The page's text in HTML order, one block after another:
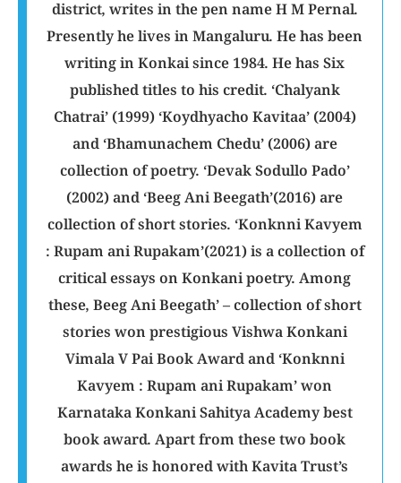
district, writes in the pen name H M Pernal.
Presently he lives in Mangaluru. He has been
writing in Konkai since 1984. He has Six
published titles to his credit. ‘Chalyank
Chatrai’ (1999) ‘Koydhyacho Kavitaa’ (2004)
and ‘Bhamunachem Chedu’ (2006) are
collection of poetry. ‘Devak Sodullo Pado’
(2002) and ‘Beeg Ani Beegath’(2016) are
collection of short stories. ‘Konknni Kavyem
: Rupam ani Rupakam’(2021) is a collection of
critical essays on Konkani poetry. Among
these, Beeg Ani Beegath’ – collection of short
stories won prestigious Vishwa Konkani
Vimala V Pai Book Award and ‘Konknni
Kavyem : Rupam ani Rupakam’ won
Karnataka Konkani Sahitya Academy best
book award. Apart from these two book
awards he is honored with Kavita Trust’s